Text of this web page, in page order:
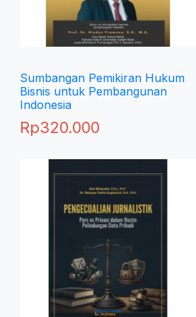
Sumbangan Pemikiran Hukum
Bisnis untuk Pembangunan
Indonesia
Rp320.000